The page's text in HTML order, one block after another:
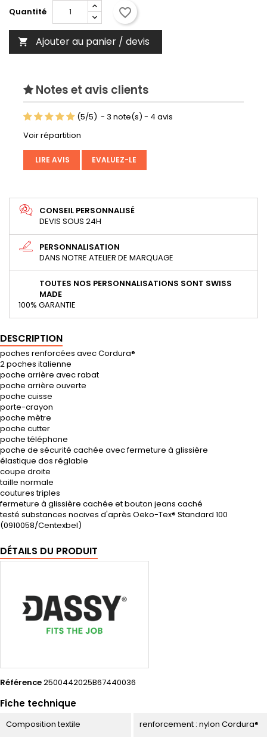
Quantité favorite_border
 Ajouter au panier / devis
Notes et avis clients
(5/5) - 3 note(s) - 4 avis
Voir répartition
LIRE AVIS EVALUEZ-LE
CONSEIL PERSONNALISÉ
DEVIS SOUS 24H
PERSONNALISATION
DANS NOTRE ATELIER DE MARQUAGE
TOUTES NOS PERSONNALISATIONS SONT SWISS
MADE
100% GARANTIE
DESCRIPTION
poches renforcées avec Cordura®
2 poches italienne
poche arrière avec rabat
poche arrière ouverte
poche cuisse
porte-crayon
poche mètre
poche cutter
poche téléphone
poche de sécurité cachée avec fermeture à glissière
élastique dos réglable
coupe droite
taille normale
coutures triples
fermeture à glissière cachée et bouton jeans caché
testé substances nocives d'après Oeko-Tex® Standard 100
(0910058/Centexbel)
DÉTAILS DU PRODUIT
Référence2500442025B67440036
Fiche technique
Composition textile renforcement : nylon Cordura®